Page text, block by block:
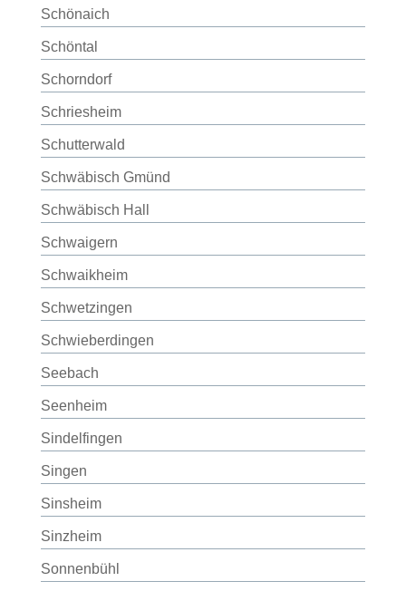
Schönaich
Schöntal
Schorndorf
Schriesheim
Schutterwald
Schwäbisch Gmünd
Schwäbisch Hall
Schwaigern
Schwaikheim
Schwetzingen
Schwieberdingen
Seebach
Seenheim
Sindelfingen
Singen
Sinsheim
Sinzheim
Sonnenbühl